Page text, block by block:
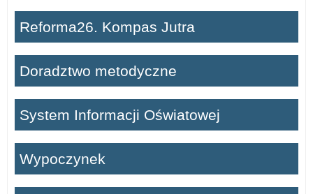
Reforma26. Kompas Jutra
Doradztwo metodyczne
System Informacji Oświatowej
Wypoczynek